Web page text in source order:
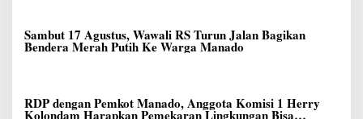
Sambut 17 Agustus, Wawali RS Turun Jalan Bagikan
Bendera Merah Putih Ke Warga Manado
RDP dengan Pemkot Manado, Anggota Komisi 1 Herry
Kolondam Harapkan Pemekaran Lingkungan Bisa